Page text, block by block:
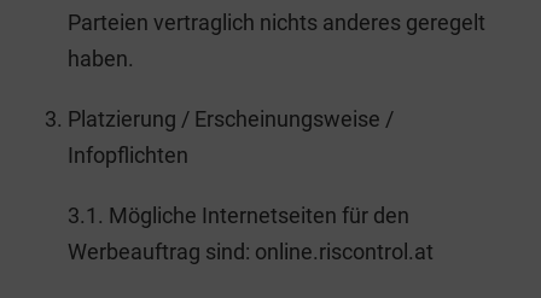
Parteien vertraglich nichts anderes geregelt
haben.
Platzierung / Erscheinungsweise /
Infopflichten
3.1. Mögliche Internetseiten für den
Werbeauftrag sind: online.riscontrol.at